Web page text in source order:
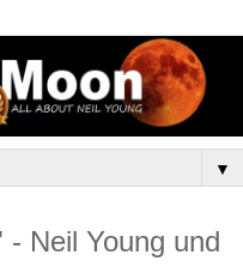
▼
Neil Young und